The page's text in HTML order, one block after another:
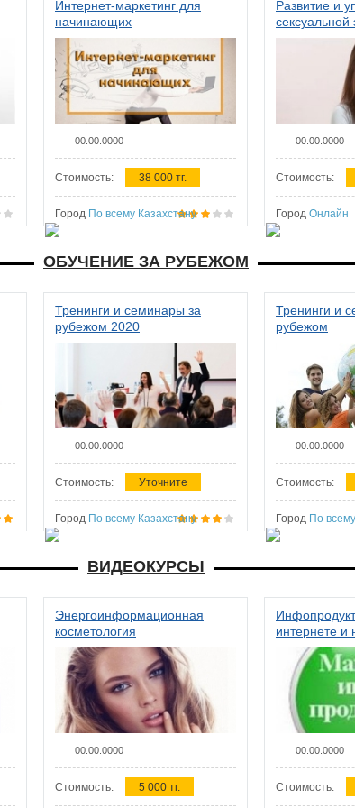
Интернет-маркетинг для
начинающих
00.00.0000
Стоимость: 38 000 тг.
Город По всему Казахстану
Развитие и
сексуальной
женщин
00.00.0000
Стоимость:
Город Онлайн
ОБУЧЕНИЕ ЗА РУБЕЖОМ
Тренинги и семинары за
рубежом 2020
00.00.0000
Стоимость: Уточните
Город По всему Казахстану
Тренинги и
рубежом
00.00.0000
Стоимость:
Город По
ВИДЕОКУРСЫ
Энергоинформационная
косметология
00.00.0000
Стоимость: 5 000 тг.
интернете и
00.00.0000
Стоимость: